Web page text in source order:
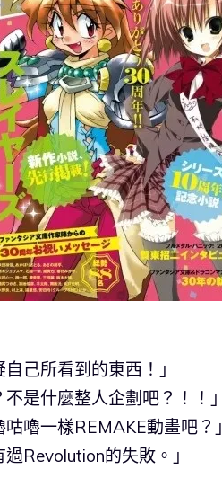
己所看到的東西！」
是什麼整人企劃吧？！！」
嚕一樣REMAKE動畫吧？」
Revolution的失敗。」